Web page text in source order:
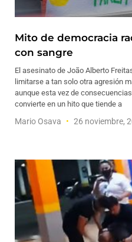
Mito de democracia
con sangre
El asesinato de João Alberto
limitarse a tan solo otra agresión
aunque esta vez de
convierte en un hito que tiende a
Mario Osava 26 noviembre,